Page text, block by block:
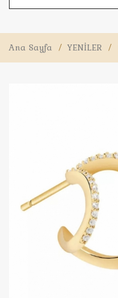
Ana Sayfa / YENİLER /